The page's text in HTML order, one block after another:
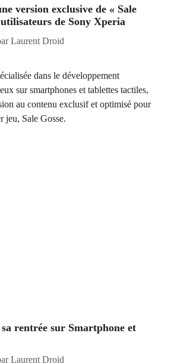
version exclusive de « Sale
de Sony Xperia
Laurent Droid
dans le développement
sur smartphones et tablettes tactiles,
au contenu exclusif et optimisé pour
jeu, Sale Gosse.
rentrée sur Smartphone et
Laurent Droid